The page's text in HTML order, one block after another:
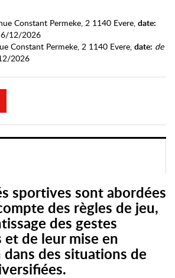
Constant Permeke, 2 1140 Evere, date:
12/2026
Constant Permeke, 2 1140 Evere, date: de
2026
sportives sont abordées
des règles de jeu,
des gestes
de leur mise en
des situations de